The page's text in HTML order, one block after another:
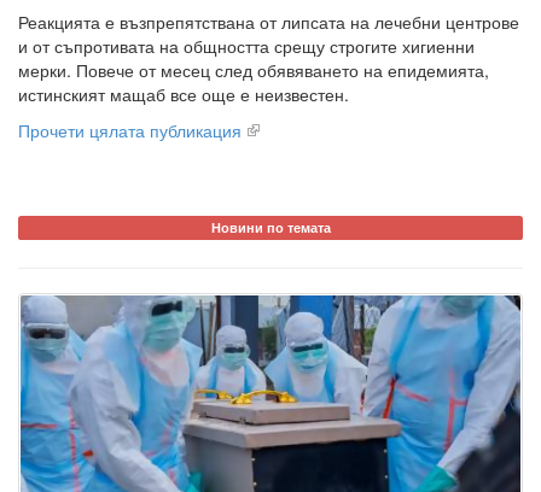
Реакцията е възпрепятствана от липсата на лечебни центрове
и от съпротивата на общността срещу строгите хигиенни
мерки. Повече от месец след обявяването на епидемията,
истинският мащаб все още е неизвестен.
Прочети цялата публикация
Новини по темата